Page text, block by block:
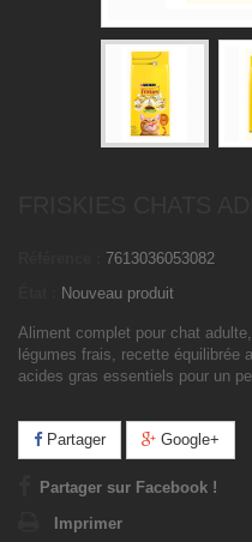
7613036053082
Nouveau produit
Aliment complet pour chat
légumes frais, recette équilibrée
acides gras essentiels pour un
Partager Google+
Partager sur Facebook !
Imprimer